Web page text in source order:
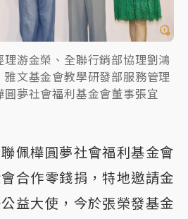
游金榮、全聯行銷部協理劉鴻
文基金會教學研發部服務管理
夢社會福利基金會董事張宜
佩樺圓夢社會福利基金會
合作零錢捐，特地邀請金
益大使，今於張榮發基金